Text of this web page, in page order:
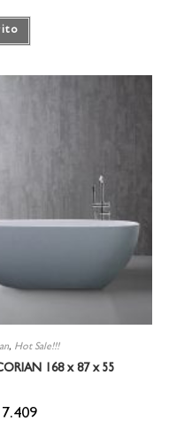
, Hot Sale!!!
168 x 87 x 55